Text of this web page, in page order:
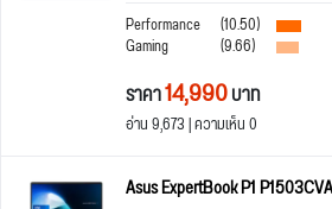
Performance
(10.50)
Gaming (9.66)
ราคา14,990บาท
อ่าน 9,673 | ความเห็น 0
Asus ExpertBook P1